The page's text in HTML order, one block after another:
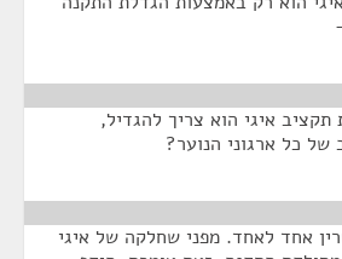
איגי הוא צריך להגדיל,
כל ארגוני הנוער?
אחד לאחד. מפני שחלקה של איגי